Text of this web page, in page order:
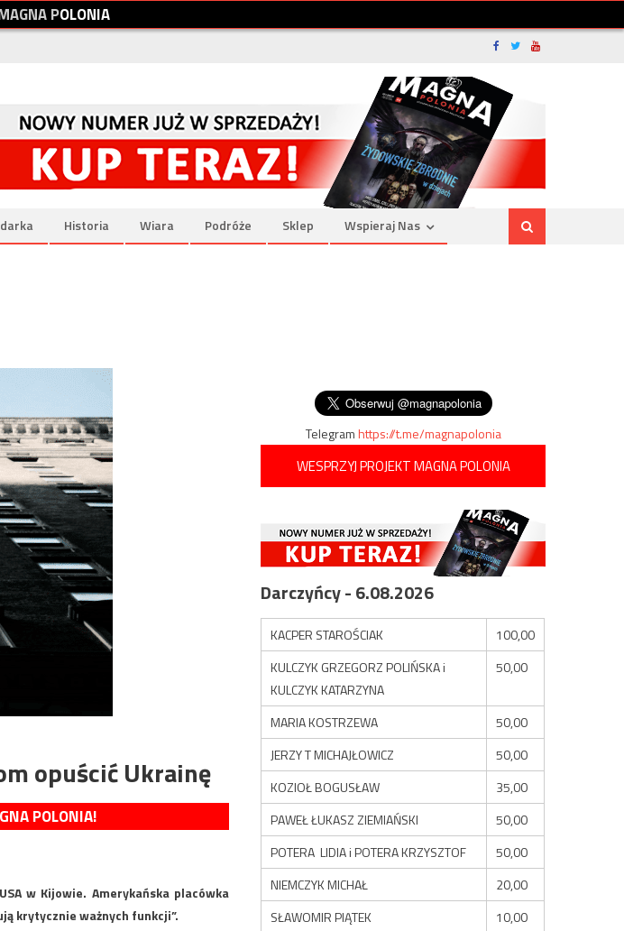
AGNAPOLONIA
Historia Wiara Podróże Sklep Wspieraj Nas
opuścić Ukrainę
POLONIA!
w Kijowie. Amerykańska placówka
krytycznie ważnych funkcji”.
Telegramhttps://t.me/magnapolonia
WESPRZYJ PROJEKT MAGNA POLONIA
Darczyńcy - 6.08.2026
KACPER STAROŚCIAK
100,00
KULCZYK GRZEGORZ POLIŃSKA i
KULCZYK KATARZYNA
50,00
MARIA KOSTRZEWA
50,00
JERZY T MICHAJŁOWICZ
50,00
KOZIOŁ BOGUSŁAW
35,00
PAWEŁ ŁUKASZ ZIEMIAŃSKI
50,00
POTERA LIDIA i POTERA KRZYSZTOF
50,00
NIEMCZYK MICHAŁ
20,00
SŁAWOMIR PIĄTEK
10,00